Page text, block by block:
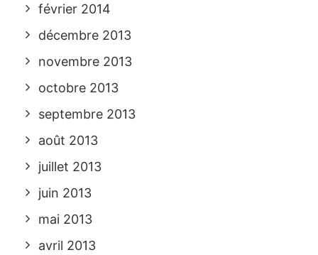
février 2014
décembre 2013
novembre 2013
octobre 2013
septembre 2013
août 2013
juillet 2013
juin 2013
mai 2013
avril 2013